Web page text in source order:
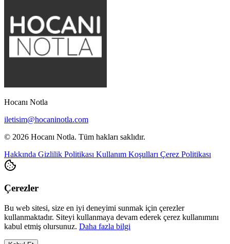
Hocanı Notla
iletisim@hocaninotla.com
© 2026 Hocanı Notla. Tüm hakları saklıdır.
Hakkında Gizlilik Politikası Kullanım Koşulları Çerez Politikası
Çerezler
Bu web sitesi, size en iyi deneyimi sunmak için çerezler
kullanmaktadır. Siteyi kullanmaya devam ederek çerez kullanımını
kabul etmiş olursunuz. Daha fazla bilgi